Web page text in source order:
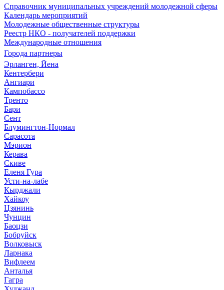
Справочник муниципальных учреждений молодежной сферы
Календарь мероприятий
Молодежные общественные структуры
Реестр НКО - получателей поддержки
Международные отношения
Города партнеры
Эрланген, Йена
Кентербери
Ангиари
Кампобассо
Тренто
Бари
Сент
Блумингтон-Нормал
Сарасота
Мэрион
Керава
Скиве
Еленя Гура
Усти-на-лабе
Кырджали
Хайкоу
Цзянинь
Чунцин
Баоцзи
Бобруйск
Волковыск
Ларнака
Вифлеем
Анталья
Гагра